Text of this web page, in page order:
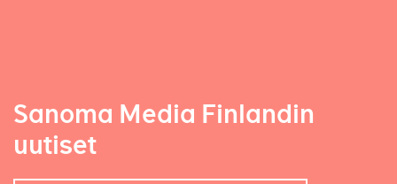
Sanoma Media Finlandin
uutiset